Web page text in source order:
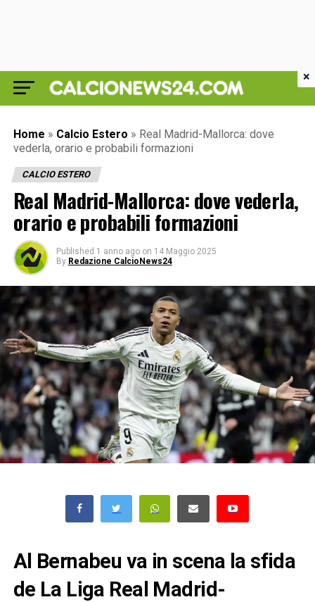
Home » Calcio Estero » Real Madrid-Mallorca: dove
vederla, orario e probabili formazioni
CALCIO ESTERO
Real Madrid-Mallorca: dove vederla,
orario e probabili formazioni
Published 1 anno ago on 14 Maggio 2025
By Redazione CalcioNews24
Al Bernabeu va in scena la sfida
de La Liga Real Madrid-
×